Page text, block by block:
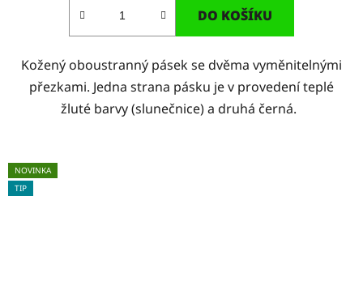
DO KOŠÍKU
Kožený oboustranný pásek se dvěma vyměnitelnými
přezkami. Jedna strana pásku je v provedení teplé
žluté barvy (slunečnice) a druhá černá.
NOVINKA
TIP